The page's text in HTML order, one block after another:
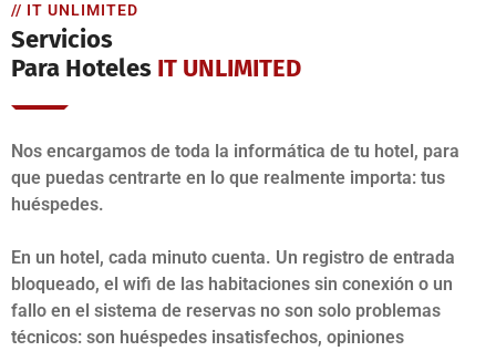
// IT UNLIMITED
Servicios
Para Hoteles IT UNLIMITED
Nos encargamos de toda la informática de tu hotel, para
que puedas centrarte en lo que realmente importa: tus
huéspedes.
En un hotel, cada minuto cuenta. Un registro de entrada
bloqueado, el wifi de las habitaciones sin conexión o un
fallo en el sistema de reservas no son solo problemas
técnicos: son huéspedes insatisfechos, opiniones